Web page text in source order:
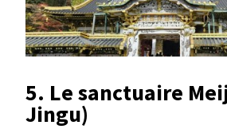
5. Le sanctuaire
Jingu)